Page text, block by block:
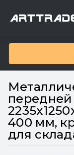
передней
400 мм,
для